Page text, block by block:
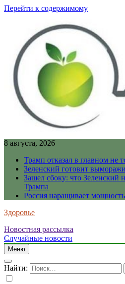
Перейти к содержимому
8 августа, 2026
Трамп отказал в главном не
Зеленский готовит
Зашел сбоку: что Зеленский
Трампа
Россия наращивает
Здоровье
Новостная рассылка
Случайные новости
Меню
Найти: